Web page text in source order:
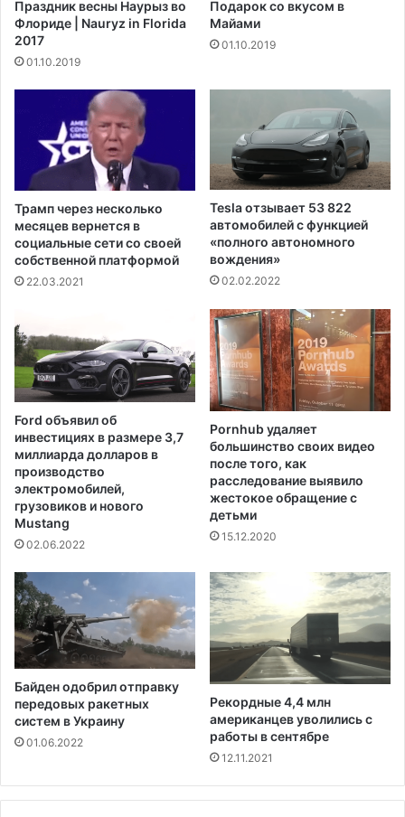
е
р
н
о
й
и
ы
в
о
д
в
я
п
р
и
в
ы
х
м
и
к
а
н
с
к
х
т
у
р
и
т
в
Праздник весны Наурыз во
Флориде | Nauryz in Florida
2017
01.10.2019
Подарок со вкусом в
Майами
01.10.2019
Трамп через несколько
месяцев вернется в
социальные сети со своей
собственной платформой
22.03.2021
Tesla отзывает 53 822
автомобилей с функцией
«полного автономного
вождения»
02.02.2022
Ford объявил об
инвестициях в размере 3,7
миллиарда долларов в
производство
электромобилей,
грузовиков и нового
Mustang
02.06.2022
Pornhub удаляет
большинство своих видео
после того, как
расследование выявило
жестокое обращение с
детьми
15.12.2020
Байден одобрил отправку
передовых ракетных
систем в Украину
01.06.2022
Рекордные 4,4 млн
американцев уволились с
работы в сентябре
12.11.2021